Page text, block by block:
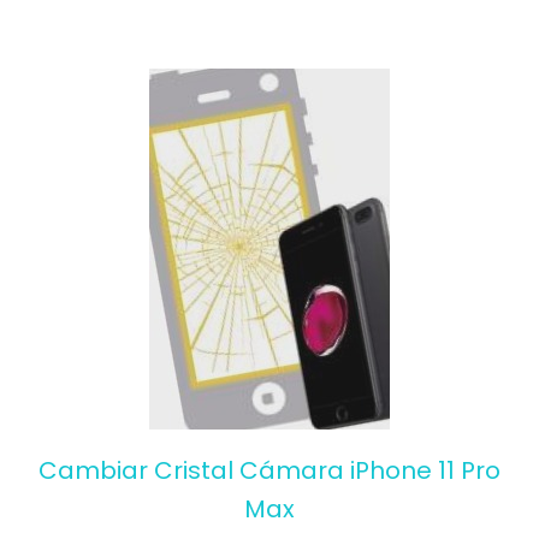
Cambiar Cristal Cámara iPhone 11 Pro
Max